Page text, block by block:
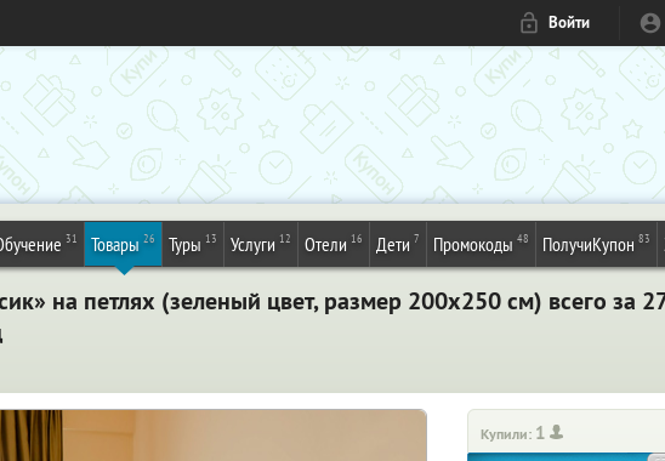
Войти
31 Товары 26 Туры 13 Услуги 12 Отели 16 Дети 7 Промокоды 48 ПолучиКупон 83
на петлях (зеленый цвет, размер 200х250 см) всего за
Купили: 1